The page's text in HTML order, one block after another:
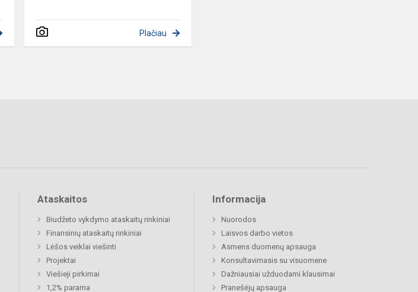
Plačiau
Ataskaitos
Biudžeto vykdymo ataskaitų rinkiniai
Finansinių ataskaitų rinkiniai
Lėšos veiklai viešinti
Projektai
Viešieji pirkimai
1,2% parama
Informacija
Nuorodos
Laisvos darbo vietos
Asmens duomenų apsauga
Konsultavimasis su visuomene
Dažniausiai užduodami klausimai
Pranešėjų apsauga